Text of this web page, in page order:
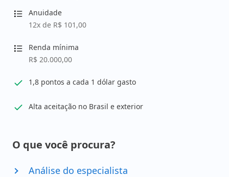
Anuidade
12x de R$ 101,00
Renda mínima
R$ 20.000,00
1,8 pontos a cada 1 dólar gasto
Alta aceitação no Brasil e exterior
O que você procura?
Análise do especialista